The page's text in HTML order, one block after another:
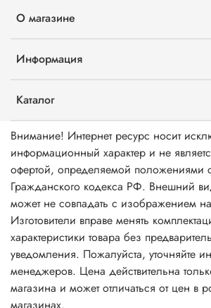
О магазине
Информация
Каталог
Внимание! Интернет ресурс носит
информационный характер и не
офертой, определяемой положениями
Гражданского кодекса РФ. Внешний
может не совпадать с изображением
Изготовители вправе менять
характеристики товара без
уведомления. Пожалуйста, уточняйте
менеджеров. Цена действительна
магазина и может отличаться от цен в
магазинах.